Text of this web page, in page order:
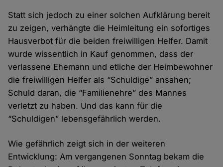
Statt sich jedoch zu einer solchen Aufklärung bereit
zu zeigen, verhängte die Heimleitung ein sofortiges
Hausverbot für die beiden freiwilligen Helfer. Damit
wurde wissentlich in Kauf genommen, dass der
verlassene Ehemann und etliche der Heimbewohner
die freiwilligen Helfer als “Schuldige” ansahen;
Schuld daran, die “Familienehre” des Mannes
verletzt zu haben. Und das kann für die
“Schuldigen” lebensgefährlich werden.
Wie gefährlich zeigt sich in der weiteren
Entwicklung: Am vergangenen Sonntag bekam die